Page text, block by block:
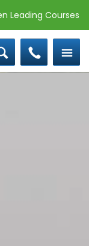
Leading Courses
een les